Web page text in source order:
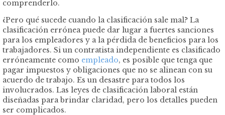
comprenderlo.
¿Pero qué sucede cuando la clasificación sale mal? La
clasificación errónea puede dar lugar a fuertes sanciones
para los empleadores y a la pérdida de beneficios para los
trabajadores. Si un contratista independiente es clasificado
erróneamente como empleado, es posible que tenga que
pagar impuestos y obligaciones que no se alinean con su
acuerdo de trabajo. Es un desastre para todos los
involucrados. Las leyes de clasificación laboral están
diseñadas para brindar claridad, pero los detalles pueden
ser complicados.